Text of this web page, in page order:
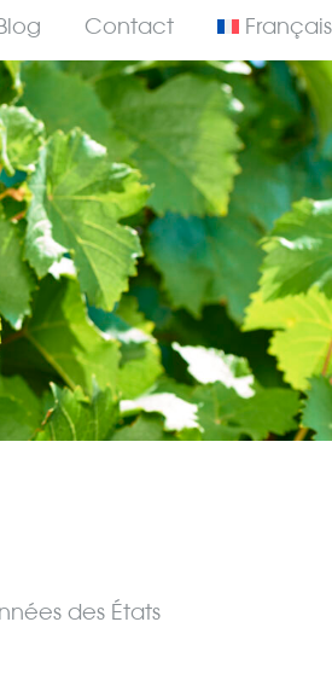
Contact Français
des États